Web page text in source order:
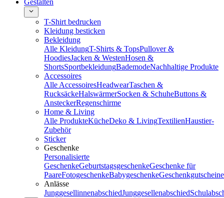
Gestalten
T-Shirt bedrucken
Kleidung besticken
Bekleidung
Alle KleidungT-Shirts & TopsPullover &
HoodiesJacken & WestenHosen &
ShortsSportbekleidungBademodeNachhaltige Produkte
Accessoires
Alle AccessoiresHeadwearTaschen &
RucksäckeHalswärmerSocken & SchuheButtons &
AnsteckerRegenschirme
Home & Living
Alle ProdukteKücheDeko & LivingTextilienHaustier-
Zubehör
Sticker
Geschenke
Personalisierte
GeschenkeGeburtstagsgeschenkeGeschenke für
PaareFotogeschenkeBabygeschenkeGeschenkgutscheine
Anlässe
JunggesellinnenabschiedJunggesellenabschied